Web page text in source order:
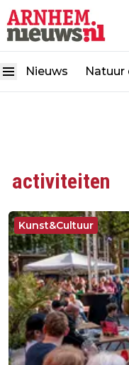
Nieuws Natuur
activiteiten
Kunst&Cultuur